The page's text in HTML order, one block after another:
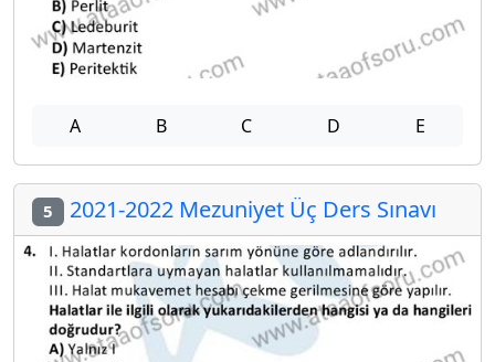
A B C D E
5 2021-2022 Mezuniyet Üç Ders Sınavı